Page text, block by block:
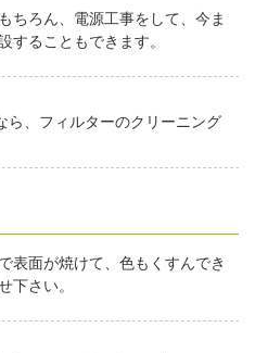
ちろん、電源工事をして、今ま
することもできます。
ら、フィルターのクリーニング
表面が焼けて、色もくすんでき
下さい。